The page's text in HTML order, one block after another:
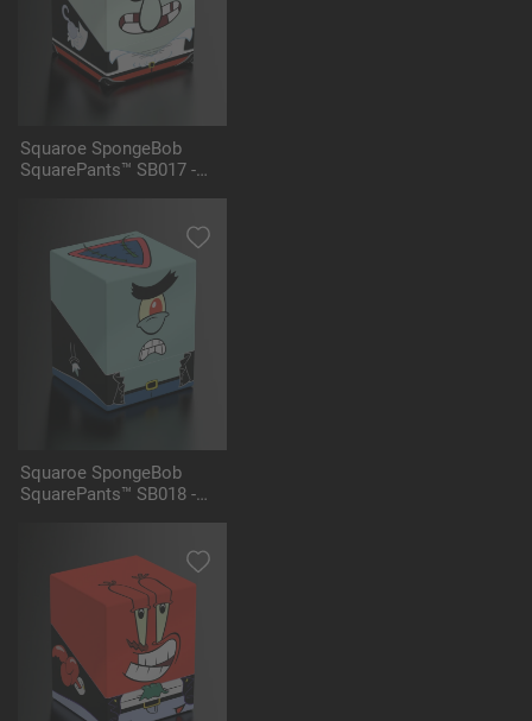
Squaroe SpongeBob
SquarePants™ SB017 -
Squaroe SpongeBob
SquarePants™ SB018 -